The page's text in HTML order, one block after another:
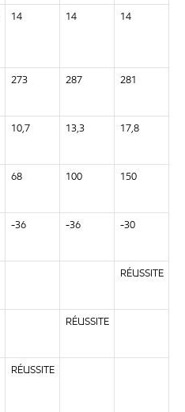
14 14 14
273 287 281
10,7 13,3 17,8
68 100 150
-36 -36 -30
RÉUSSITE
RÉUSSITE
RÉUSSITE